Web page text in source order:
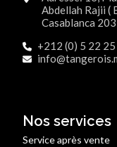
Abdellah Rajii (
Casablanca
+212 (0) 5 22
Nos services
Service après vente